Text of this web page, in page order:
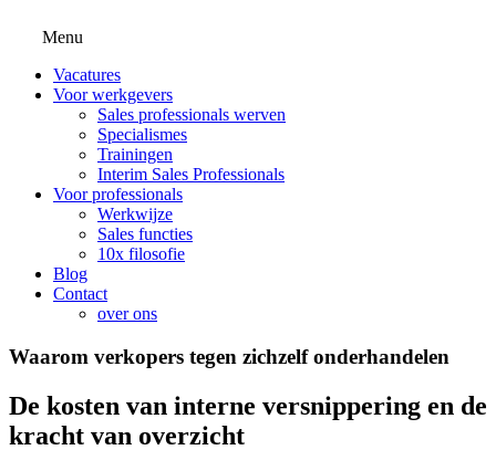
Menu
Vacatures
Voor werkgevers
Sales professionals werven
Specialismes
Trainingen
Interim Sales Professionals
Voor professionals
Werkwijze
Sales functies
10x filosofie
Blog
Contact
over ons
Waarom verkopers tegen zichzelf onderhandelen
De kosten van interne versnippering en de
kracht van overzicht